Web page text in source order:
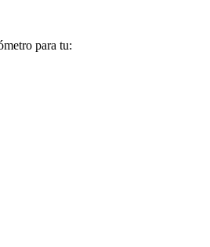
para tu: